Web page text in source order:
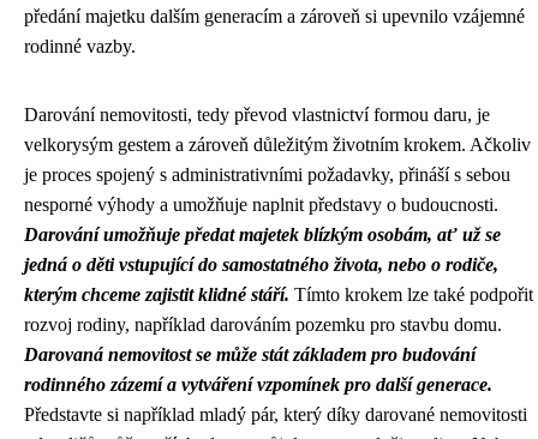
předání majetku dalším generacím a zároveň si upevnilo vzájemné
rodinné vazby.
Darování nemovitosti, tedy převod vlastnictví formou daru, je
velkorysým gestem a zároveň důležitým životním krokem. Ačkoliv
je proces spojený s administrativními požadavky, přináší s sebou
nesporné výhody a umožňuje naplnit představy o budoucnosti.
Darování umožňuje předat majetek blízkým osobám, ať už se
jedná o děti vstupující do samostatného života, nebo o rodiče,
kterým chceme zajistit klidné stáří. Tímto krokem lze také podpořit
rozvoj rodiny, například darováním pozemku pro stavbu domu.
Darovaná nemovitost se může stát základem pro budování
rodinného zázemí a vytváření vzpomínek pro další generace.
Představte si například mladý pár, který díky darované nemovitosti